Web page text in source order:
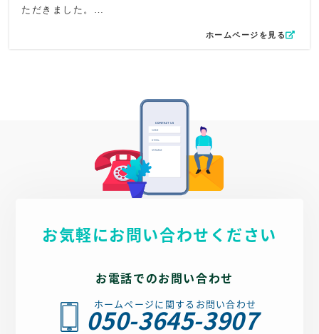
SEO面ではタイトルとディスクリプションには、「青葉
性と検索意図を明確に反映。「婦人科」「女性医師」「産
全体を通して、「医療情報×安心感×美しさ」の調和を意識
う”と感じられるデザイン・構成・言葉選びにこだわりまし
ただきました。
産科・婦人科のホームページでは、特に妊婦さんが安心
示していることも、クリニックのリアルがより伝わる工夫
となっております。
情報を整理したトップページで、見る人がホームページ内
で知りたいことを見つけられるようなわかりやすいデザイ
ン構成を意識して制作しています。
内容を表示しています。しかし、情報を詰め込みすぎない
ことで、見やすい・わかりやすいを実現し、見る人が気に
クリニック側でもお知らせ更新やアナリティクス解析が可
能なようにMPクラウドを導入しております。
ホームページを見る
お気軽にお問い合わせください
お電話でのお問い合わせ
ホームページに関するお問い合わせ
050-3645-3907